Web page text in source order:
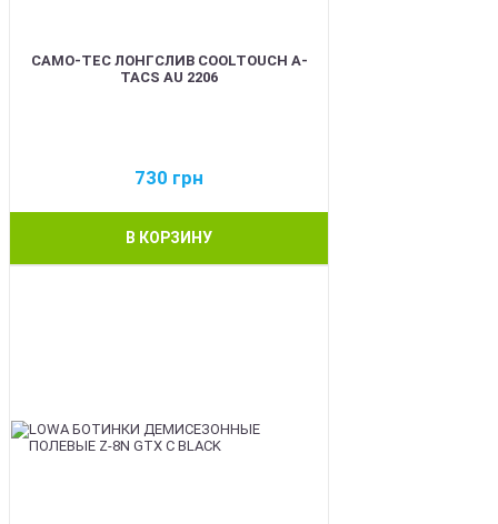
CAMO-TEC ЛОНГСЛИВ COOLTOUCH A-
TACS AU 2206
730 грн
В КОРЗИНУ